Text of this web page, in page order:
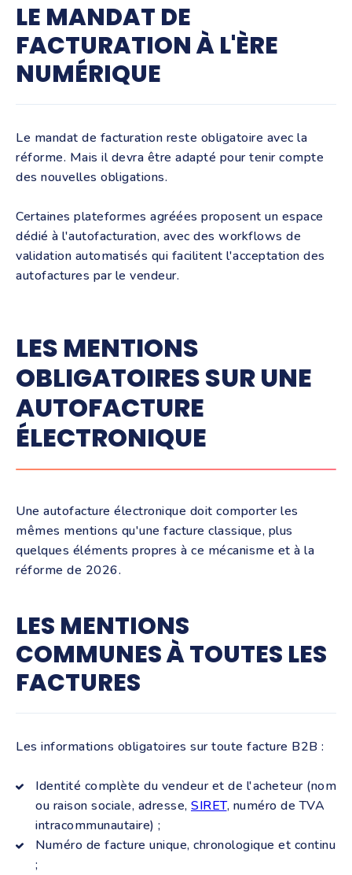
LE MANDAT DE
FACTURATION À L'ÈRE
NUMÉRIQUE
Le mandat de facturation reste obligatoire avec la
réforme. Mais il devra être adapté pour tenir compte
des nouvelles obligations.
Certaines plateformes agréées proposent un espace
dédié à l'autofacturation, avec des workflows de
validation automatisés qui facilitent l'acceptation des
autofactures par le vendeur.
LES MENTIONS
OBLIGATOIRES SUR UNE
AUTOFACTURE
ÉLECTRONIQUE
Une autofacture électronique doit comporter les
mêmes mentions qu'une facture classique, plus
quelques éléments propres à ce mécanisme et à la
réforme de 2026.
LES MENTIONS
COMMUNES À TOUTES LES
FACTURES
Les informations obligatoires sur toute facture B2B :
Identité complète du vendeur et de l'acheteur (nom
ou raison sociale, adresse, SIRET, numéro de TVA
intracommunautaire) ;
Numéro de facture unique, chronologique et continu
;